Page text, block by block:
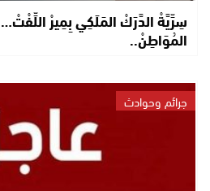
سِرِّيَّةْ الدَّرَكْ المَلَكِي بِمِيرْ
المُوَاطِنْ..
جرائم وحوادث